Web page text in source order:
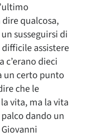
qualcosa,
susseguirsi di
assistere
c’erano dieci
un certo punto
che le
vita, ma la vita
dando un